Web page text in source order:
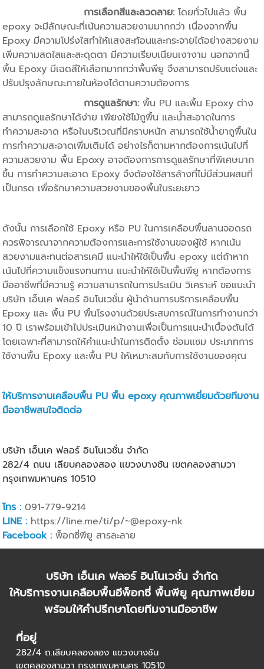
การเลือกสีและลวดลาย: โดยทั่วไปแล้ว พื้น
epoxy จะมีลักษณะที่เน้นความสวยงามมากกว่า เนื่องจากพื้น
Epoxy มีความโปร่งใสทำให้แสงสะท้อนและกระจายได้อย่างสวยงาม
เพิ่มความสดใสและสะดุดตา มีความเรียบเนียนเงางาม นอกจากนี้
พื้น Epoxy มีเฉดสีให้เลือกมากกว่าพื้นพียู จึงสามารถปรับแต่งและ
ปรับปรุงลักษณะภายในห้องได้ตามความต้องการ
การดูแลรักษา: พื้น PU และพื้น Epoxy ต่าง
สามารถดูแลรักษาได้ง่าย เพียงใช้ไม้ถูพื้น และน้ำสะอาดในการ
ทำความสะอาด หรือในบริเวณที่มีคราบหนัก สามารถใช้น้ำยาถูพื้นใน
การทำความสะอาดเพิ่มเติมได้ อย่างไรก็ตามหากต้องการเน้นไปที่
ความสวยงาม พื้น Epoxy อาจต้องการการดูแลรักษาที่พิเศษมาก
ขึ้น การทำความสะอาด Epoxy จึงต้องใช้สารล้างที่ไม่มีส่วนผสมที่
เป็นกรด เพื่อรักษาความสวยงามของพื้นในระยะยาว
ดังนั้น การเลือกใช้ Epoxy หรือ PU ในการเคลือบพื้นลานจอดรถ
ควรพิจารณาจากความต้องการและการใช้งานของผู้ใช้ หากเน้น
สวยงามและทนต่อสารเคมี แนะนำให้ใช้เป็นพื้น epoxy แต่ถ้าหาก
เน้นไปที่ความแข็งแรงทนทาน แนะนำให้ใช้เป็นพื้นพียู หากต้องการ
มืออาชีพที่มีความรู้ ความสามารถในการประเมิน วิเคราะห์ ขอแนะนำ
บริษัท เอ็นเค ฟลอร์ อินโนเวชั่น ผู้นำด้านการบริการเคลือบพื้น
Epoxy และ พื้น PU พื้นโรงงานด้วยประสบการณ์ในการทำงานกว่า
10 ปี เราพร้อมเข้าไปประเมินหน้างานเพื่อเป็นการแนะนำเบื้องต้นได้
โดยเฉพาะที่สามารถให้คำแนะนำในการติดตั้ง ซ่อมแซม ประเภทการ
ใช้งานพื้น Epoxy และพื้น PU ให้เหมาะสมกับการใช้งานของคุณ
ให้บริการงานเคลือบพื้น PU พื้น epoxyคุณภาพเยี่ยมด้วยทีมงาน
มืออาชีพสนใจติดต่อ
บริษัท เอ็นเค ฟลอร์ อินโนเวชั่น จำกัด
282/4 ถนน เลียบคลองสอง แขวงบางชัน เขตคลองสามวา
กรุงเทพมหานคร 10510
โทร : 091-779-9214
LINE : https://line.me/ti/p/~@epoxy-nk
Facebook :พ็อกซี่พียู สารละลาย
บริษัท เอ็นเค ฟลอร์ อินโนเวชั่น จำกัด
ให้บริการงานเคลือบพื้นอีพ็อกซี่ พื้นพียู คุณภาพเยี่ยม
พร้อมให้คำปรึกษาโดยทีมงานมืออาชีพ
ที่อยู่
282/4 ถ.เลียบคลองสอง แขวงบางชัน
เขตคลองสามวา กรุงเทพมหานคร 10510